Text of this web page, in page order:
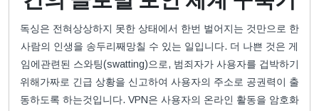
독싱은 전혀상상하지 못한 상태에서 한번 벌어지는 것만으로 한
사람의 인생을 송두리째망칠 수 있는 일입니다. 더 나쁜 것은 게
임에관련된 스와팅(swatting)으로, 범죄자가 사용자를 겁박하기
위해가짜로 긴급 상황을 신고하여 사용자의 주소로 공권력이 출
동하도록 하는것입니다. VPN은 사용자의 온라인 활동을 암호화